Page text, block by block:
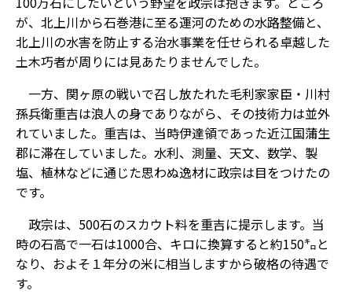
が、北上川から石巻港に至る運河のための水路整備と、
北上川の水害を防止する治水事業を任せられる卓越した
土木巧者が周りには見あたりませんでした。
一方、関ヶ原の戦いで召し放たれた毛利家家臣・川村
孫兵衛重吉は浪人の身でありながら、その技術力は並外
れていました。重吉は、当時伊達領であった近江国蒲生
郡に滞在していました。水利、測量、天文、数学、製
塩、植林などに通じた思わぬ逸材に政宗は目をつけたの
です。
政宗は、500石のスカウト料を重吉に提示します。当
時の石高で一石は1000合、キロに換算すると約150㌔と
なり、およそ１年分の米に相当しますから破格の待遇で
す。